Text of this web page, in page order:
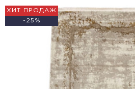
ХИТ ПРОДАЖ
-25%